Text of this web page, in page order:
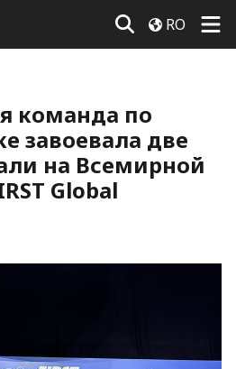
RO
команда по
завоевала две
на Всемирной
Global